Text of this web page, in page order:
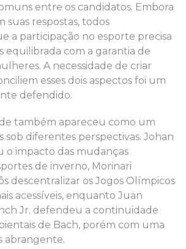
entre os candidatos. Embora
suas respostas, todos
a participação no esporte precisa
equilibrada com a garantia de
A necessidade de criar
esses dois aspectos foi um
defendido.
também apareceu como um
sob diferentes perspectivas. Johan
o impacto das mudanças
de inverno, Morinari
descentralizar os Jogos Olímpicos
acessíveis, enquanto Juan
Jr. defendeu a continuidade
de Bach, porém com uma
abrangente.